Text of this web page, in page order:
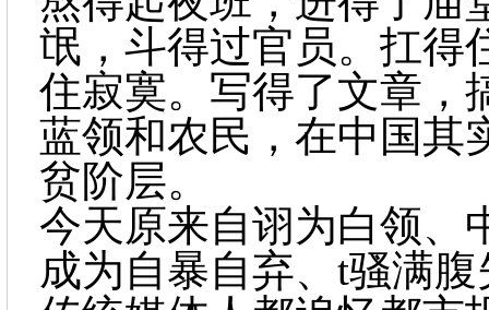
氓，斗得过官员。扛得
住寂寞。写得了文章，
蓝领和农民，在中国其
贫阶层。
今天原来自诩为白领、
成为自暴自弃、t骚满